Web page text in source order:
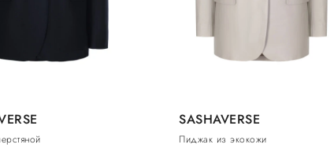
SASHAVERSE
Пиджак из экокожи